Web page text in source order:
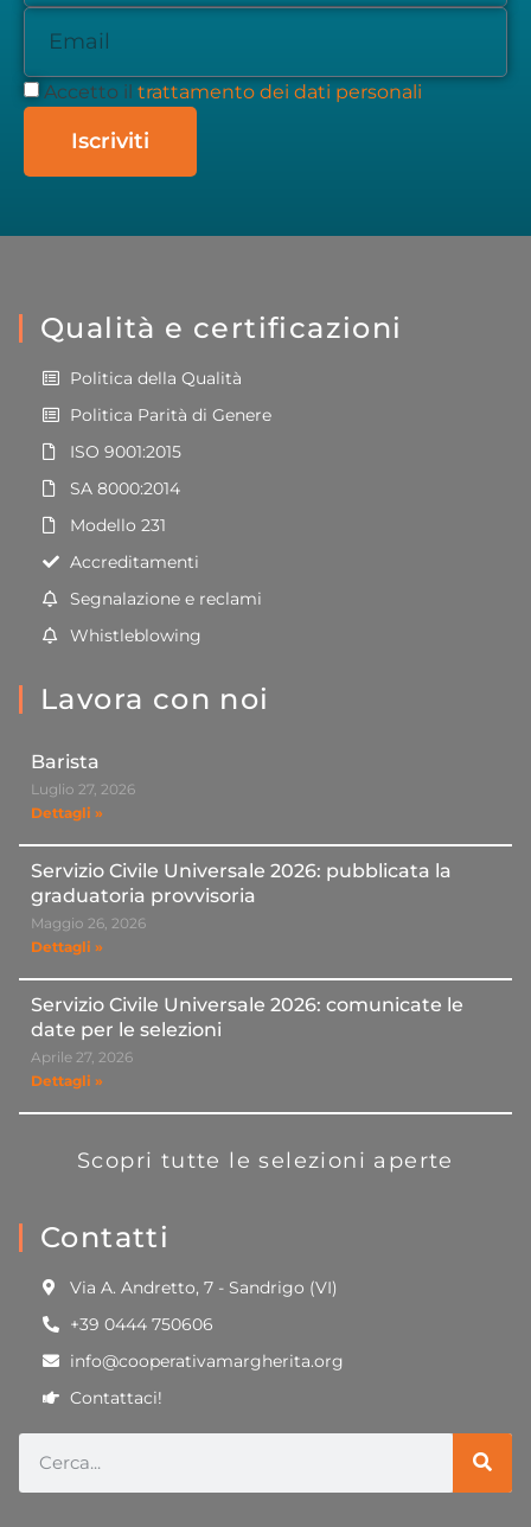
Accetto il trattamento dei dati personali
Iscriviti
Qualità e certificazioni
Politica della Qualità
Politica Parità di Genere
ISO 9001:2015
SA 8000:2014
Modello 231
Accreditamenti
Segnalazione e reclami
Whistleblowing
Lavora con noi
Barista
Luglio 27, 2026
Dettagli »
Servizio Civile Universale 2026: pubblicata la
graduatoria provvisoria
Maggio 26, 2026
Dettagli »
Servizio Civile Universale 2026: comunicate le
date per le selezioni
Aprile 27, 2026
Dettagli »
Scopri tutte le selezioni aperte
Contatti
Via A. Andretto, 7 - Sandrigo (VI)
+39 0444 750606
info@cooperativamargherita.org
Contattaci!